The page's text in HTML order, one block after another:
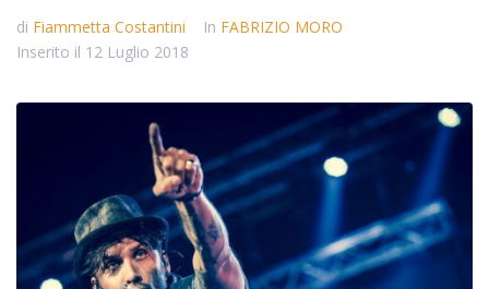
di Fiammetta Costantini In FABRIZIO MORO
Inserito il 12 Luglio 2018